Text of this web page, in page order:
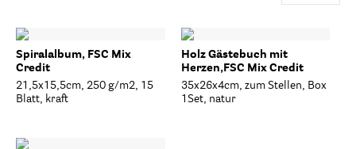
Spiralalbum, FSC Mix
Credit
21,5x15,5cm, 250 g/m2, 15
Blatt, kraft
Holz Gästebuch mit
Herzen,FSC Mix Credit
35x26x4cm, zum Stellen, Box
1Set, natur